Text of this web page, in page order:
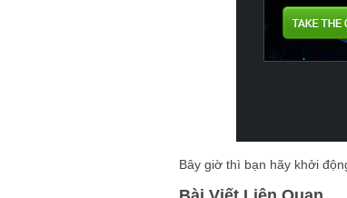
Bây giờ thì bạn hãy khởi